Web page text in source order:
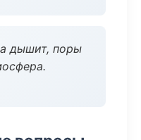
дышит, поры